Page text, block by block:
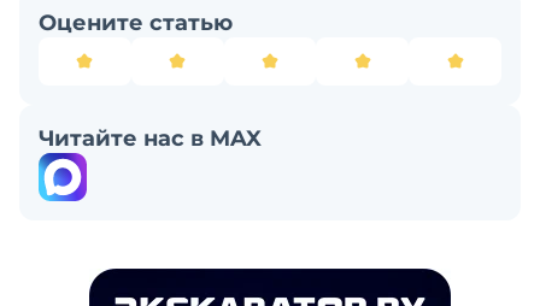
Оцените статью
Читайте нас в MAX